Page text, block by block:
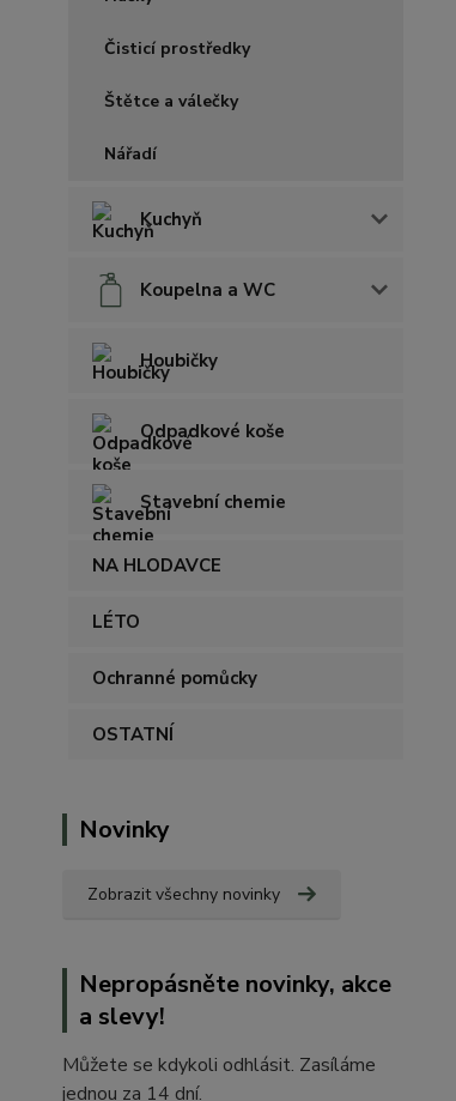
Čisticí prostředky
Štětce a válečky
Nářadí
Kuchyň
Koupelna a WC
Houbičky
Odpadkové koše
Stavební chemie
NA HLODAVCE
LÉTO
Ochranné pomůcky
OSTATNÍ
Novinky
Zobrazit všechny novinky
Nepropásněte novinky, akce
a slevy!
Můžete se kdykoli odhlásit. Zasíláme
jednou za 14 dní.